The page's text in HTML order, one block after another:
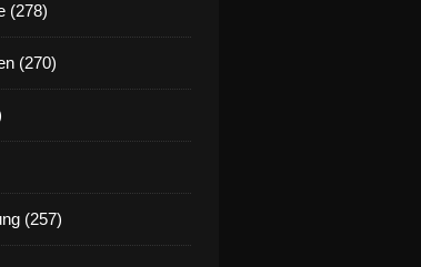
(278)
(270)
(257)